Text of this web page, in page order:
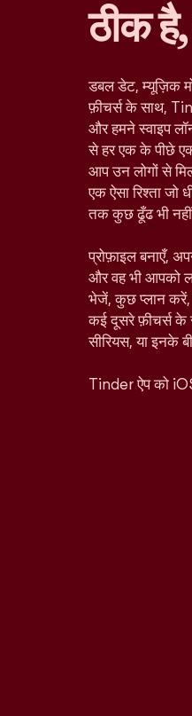
ठीक
डबल डेट, म्यूज़िक
फ़ीचर्स के साथ,
और हमने स्वाइप
से हर एक के पीछे
आप उन लोगों से
एक ऐसा रिश्ता
तक कुछ ढूँढ भी
प्रोफ़ाइल बनाएँ,
और वह भी आपको
भेजें, कुछ प्लान करें,
कई दूसरे फ़ीचर्स
सीरियस, या इनके
Tinder ऐप को